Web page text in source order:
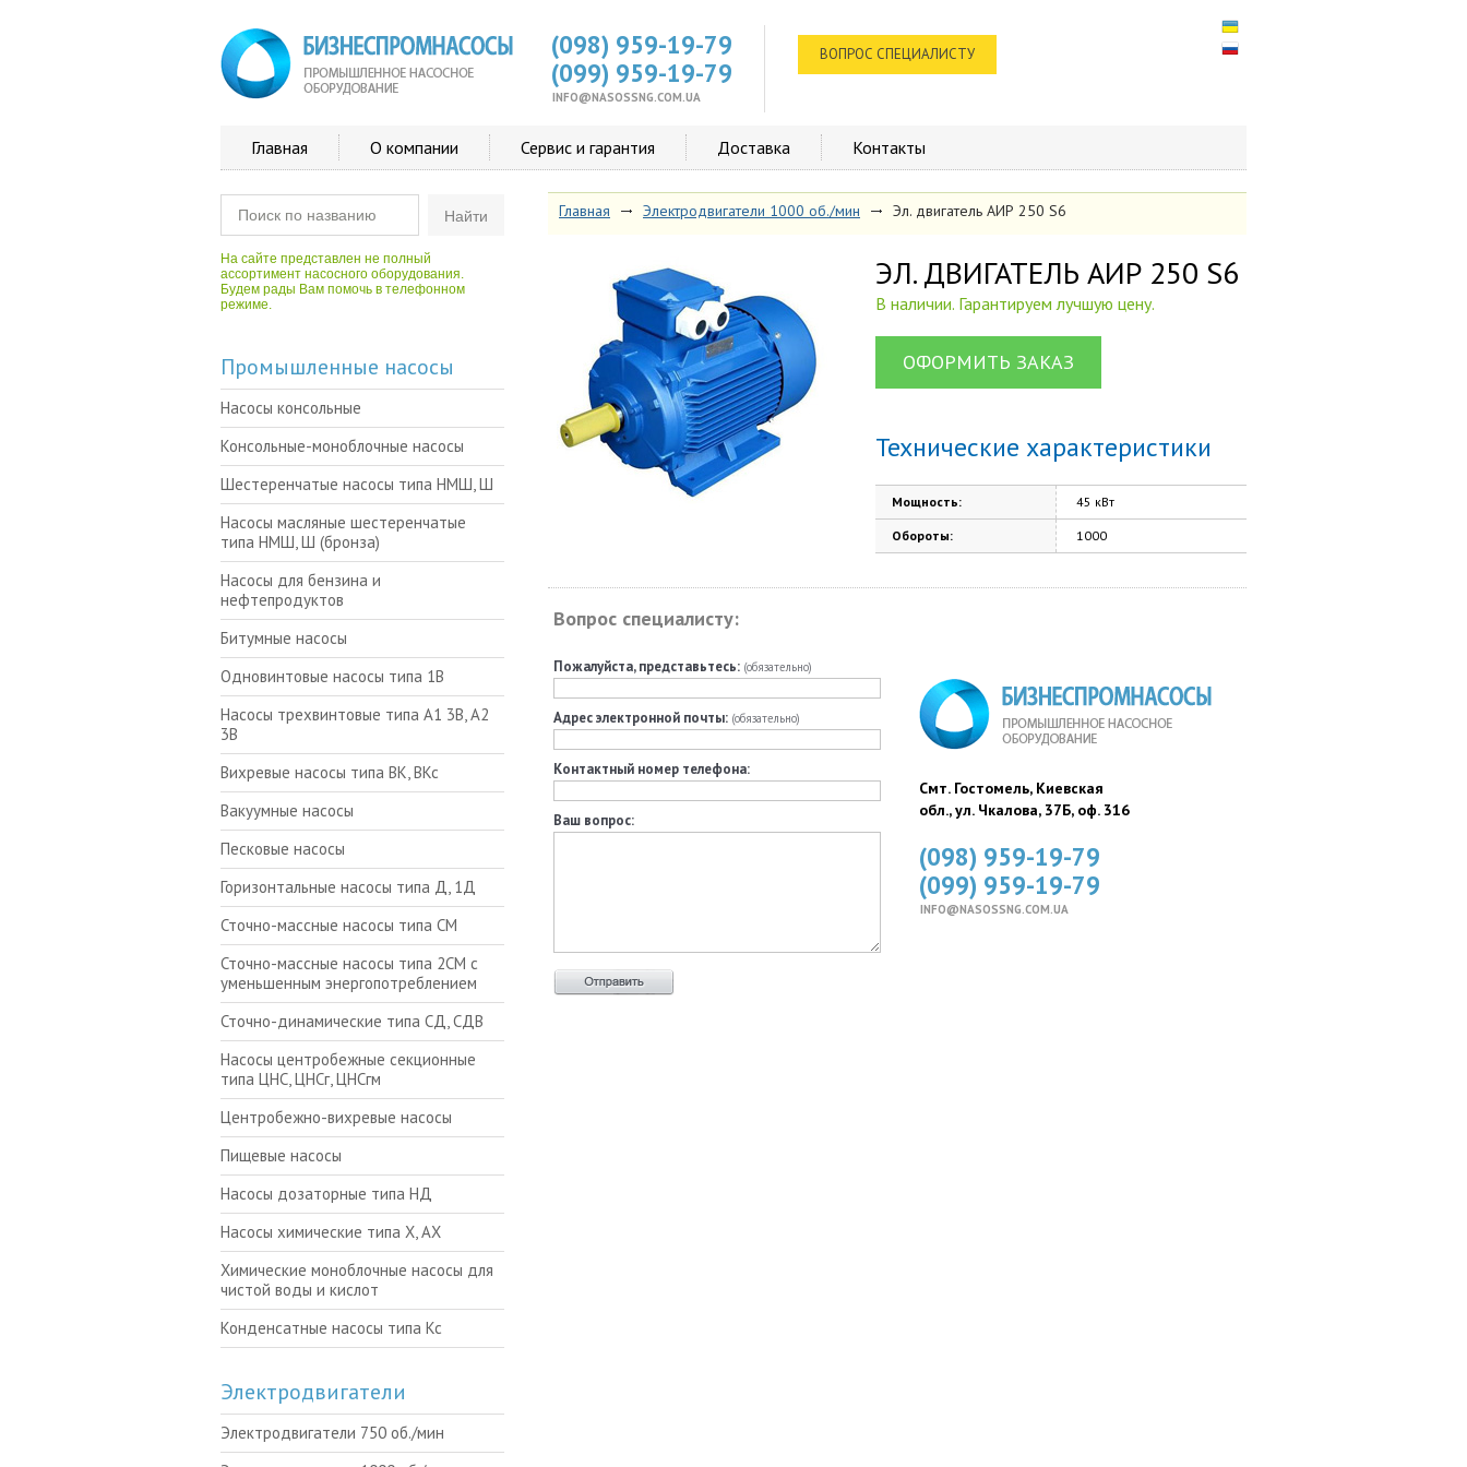
(098) 959-19-79
(099) 959-19-79
INFO@NASOSSNG.COM.UA
ВОПРОС СПЕЦИАЛИСТУ
Главная О компании Сервис и гарантия Доставка Контакты
Главная Электродвигатели 1000 об./мин Эл. двигатель АИР 250 S6
ЭЛ. ДВИГАТЕЛЬ АИР 250 S6
В наличии. Гарантируем лучшую цену.
ОФОРМИТЬ ЗАКАЗ
Технические характеристики
Мощность: 45 кВт
Обороты: 1000
Вопрос специалисту:
Пожалуйста, представьтесь: (обязательно)
Адрес электронной почты: (обязательно)
Контактный номер телефона:
Ваш вопрос:
Смт. Гостомель, Киевская
обл., ул. Чкалова, 37Б, оф. 316
(098) 959-19-79
(099) 959-19-79
INFO@NASOSSNG.COM.UA
На сайте представлен не полный
ассортимент насосного оборудования.
Будем рады Вам помочь в телефонном
режиме.
Промышленные насосы
Насосы консольные
Консольные-моноблочные насосы
Шестеренчатые насосы типа НМШ, Ш
Насосы масляные шестеренчатые
типа НМШ, Ш (бронза)
Насосы для бензина и
нефтепродуктов
Битумные насосы
Одновинтовые насосы типа 1В
Насосы трехвинтовые типа А1 3В, А2
3В
Вихревые насосы типа ВК, ВКс
Вакуумные насосы
Песковые насосы
Горизонтальные насосы типа Д, 1Д
Сточно-массные насосы типа СМ
Сточно-массные насосы типа 2СМ с
уменьшенным энергопотреблением
Сточно-динамические типа СД, СДВ
Насосы центробежные секционные
типа ЦНС, ЦНСг, ЦНСгм
Центробежно-вихревые насосы
Пищевые насосы
Насосы дозаторные типа НД
Насосы химические типа Х, АХ
Химические моноблочные насосы для
чистой воды и кислот
Конденсатные насосы типа Кс
Электродвигатели
Электродвигатели 750 об./мин